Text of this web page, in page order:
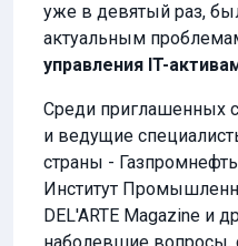
уже в девятый раз,
актуальным
управления IT-
Среди приглашенных
и ведущие
страны -
Институт
DEL'ARTE Magazine и